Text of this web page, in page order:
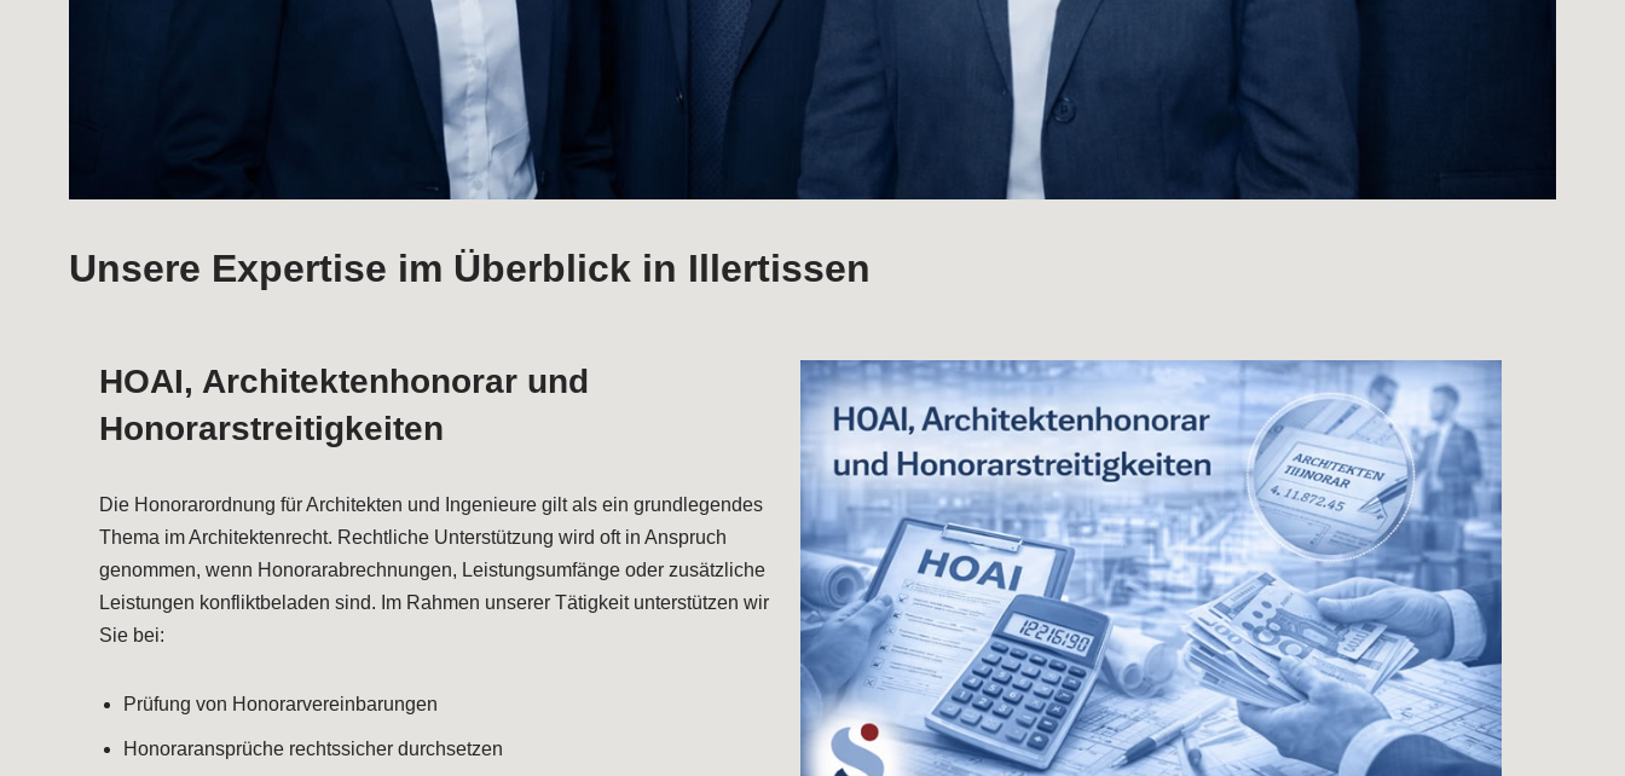
Unsere Expertise im Überblick in Illertissen
HOAI, Architektenhonorar und
Honorarstreitigkeiten
Die Honorarordnung für Architekten und Ingenieure gilt als ein grundlegendes
Thema im Architektenrecht. Rechtliche Unterstützung wird oft in Anspruch
genommen, wenn Honorarabrechnungen, Leistungsumfänge oder zusätzliche
Leistungen konfliktbeladen sind. Im Rahmen unserer Tätigkeit unterstützen wir
Sie bei:
Prüfung von Honorarvereinbarungen
Honoraransprüche rechtssicher durchsetzen